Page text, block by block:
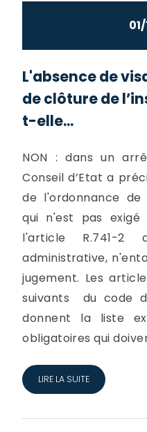
01/
L'absence de
de clôture de
t-elle...
NON : dans un
Conseil d’Etat a
de l'ordonnance
qui n'est pas exigé
l'article R.741-
administrative,
jugement. Les
suivants du code
donnent la liste
obligatoires qui
LIRE LA SUITE